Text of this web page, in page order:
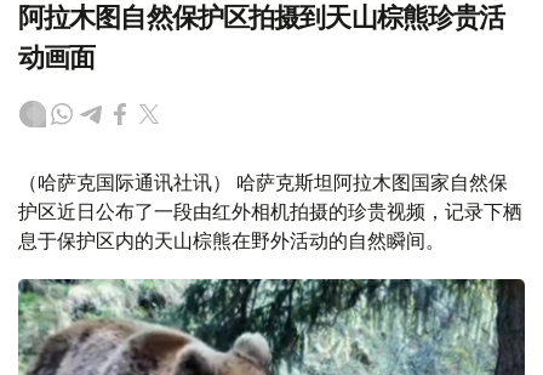
阿拉木图自然保护区拍摄到天山棕熊珍贵活
动画面
（哈萨克国际通讯社讯） 哈萨克斯坦阿拉木图国家自然保
护区近日公布了一段由红外相机拍摄的珍贵视频，记录下栖
息于保护区内的天山棕熊在野外活动的自然瞬间。